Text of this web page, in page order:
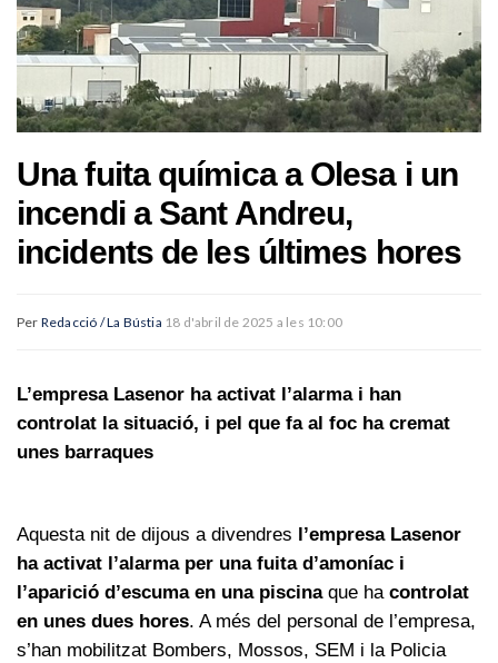
Una fuita química a Olesa i un
incendi a Sant Andreu,
incidents de les últimes hores
Per Redacció / La Bústia 18 d'abril de 2025 a les 10:00
L’empresa Lasenor ha activat l’alarma i han
controlat la situació, i pel que fa al foc ha cremat
unes barraques
Aquesta nit de dijous a divendres
l’empresa Lasenor
ha activat l’alarma per una fuita d’amoníac i
l’aparició d’escuma en una piscinaque ha controlat
en unes dues hores. A més del personal de l’empresa,
s’han mobilitzat Bombers, Mossos, SEM i la Policia